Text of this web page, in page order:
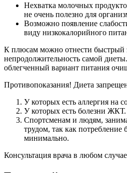
Нехватка молочных
не очень полезно для
Возможно появление
виду низкокалорийного
К плюсам можно отнести быстрый
непродолжительность самой
облегченный вариант питания
Противопоказания! Диета
У которых есть аллергия на
У которых есть болезни ЖКТ.
Спортсменам и людям,
трудом, так как потребление
минимально.
Консультация врача в любом